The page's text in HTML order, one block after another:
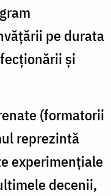
pe durata
și
(formatorii
reprezintă
experimențiale
decenii,